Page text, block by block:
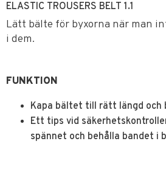
ELASTIC TROUSERS BELT 1.1
Lätt bälte för byxorna när man
i dem.
FUNKTION
Kapa bältet till rätt längd och
Ett tips vid
spännet och behålla bandet i